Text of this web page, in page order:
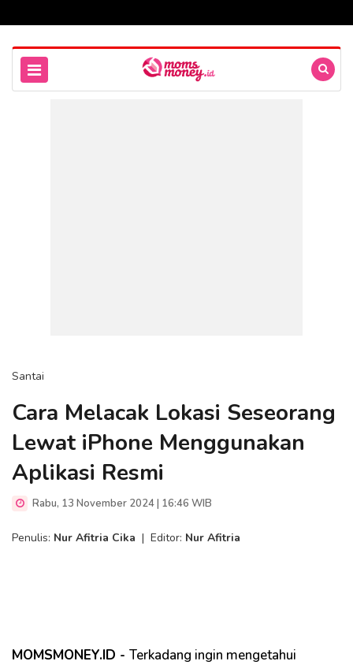
Santai
Cara Melacak Lokasi Seseorang
Lewat iPhone Menggunakan
Aplikasi Resmi
Rabu, 13 November 2024 | 16:46 WIB
Penulis: Nur Afitria Cika | Editor: Nur Afitria
MOMSMONEY.ID - Terkadang ingin mengetahui